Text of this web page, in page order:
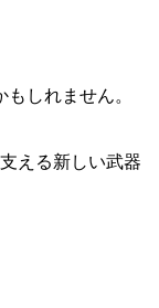
しれません。
える新しい武器